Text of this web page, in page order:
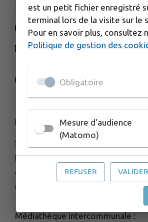
3 rue de la Gare - 25560 FRASNE
NOUS CONTACTER
www.frasnedrugeon-cfd.fr
HORAIRES D'OUVERTURE
Services administratifs de la CFD :
Du lundi au vendredi de 8h30 à
et de 13h45 à 17h30
(accueil FERMÉ le vendredi après
Médiathèque intercommunale :
est un petit fichier enregistré
terminal lors de la visite sur le
Pour en savoir plus, consultez
Politique de gestion des
Obligatoire
Mesure d'audience
(Matomo)
REFUSER